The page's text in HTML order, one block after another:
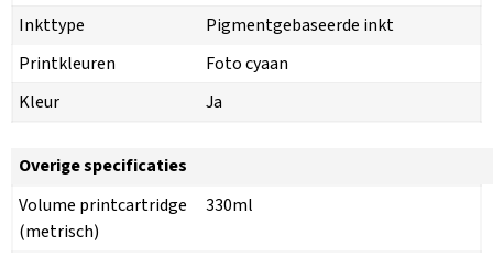
Inkttype
Pigmentgebaseerde inkt
Printkleuren
Foto cyaan
Kleur
Ja
Overige specificaties
Volume printcartridge
(metrisch)
330ml